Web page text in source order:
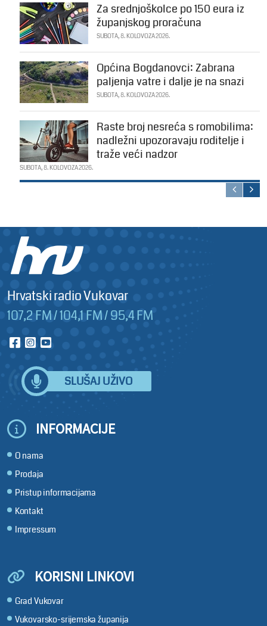
Za srednjoškolce po 150 eura iz
županjskog proračuna
SUBOTA, 8. KOLOVOZA 2026.
Općina Bogdanovci: Zabrana
paljenja vatre i dalje je na snazi
SUBOTA, 8. KOLOVOZA 2026.
Raste broj nesreća s romobilima:
nadležni upozoravaju roditelje i
traže veći nadzor
SUBOTA, 8. KOLOVOZA 2026.
Hrvatski radio Vukovar
107,2 FM / 104,1 FM / 95,4 FM
SLUŠAJ UŽIVO
INFORMACIJE
O nama
Prodaja
Pristup informacijama
Kontakt
Impressum
KORISNI LINKOVI
Grad Vukovar
Vukovarsko-srijemska županija